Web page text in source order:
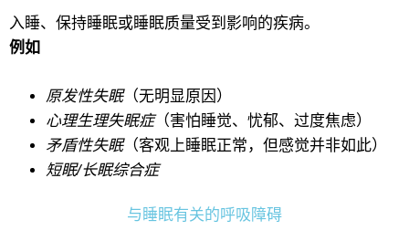
入睡、保持睡眠或睡眠质量受到影响的疾病。
例如
原发性失眠（无明显原因）
心理生理失眠症（害怕睡觉、忧郁、过度焦虑）
矛盾性失眠（客观上睡眠正常，但感觉并非如此）
短眠/长眠综合症
与睡眠有关的呼吸障碍